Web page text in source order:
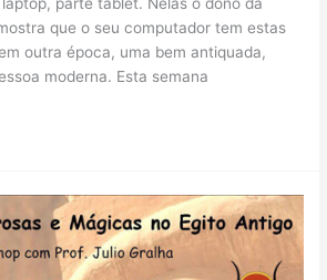
que o seu computador tem estas
outra época, uma bem antiquada,
moderna. Esta semana